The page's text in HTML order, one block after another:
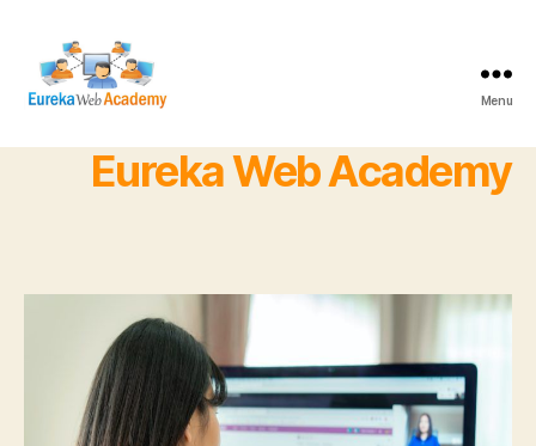
Web
Academy
Menu
Eureka Web Academy